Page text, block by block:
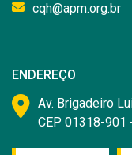
cqh@apm.org.br
ENDEREÇO
Av. Brigadeiro
CEP 01318-901